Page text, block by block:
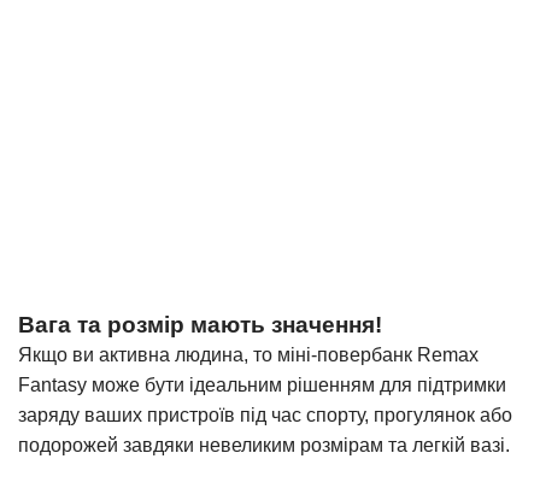
Вага та розмір мають значення!
Якщо ви активна людина, то міні-повербанк Remax
Fantasy може бути ідеальним рішенням для підтримки
заряду ваших пристроїв під час спорту, прогулянок або
подорожей завдяки невеликим розмірам та легкій вазі.